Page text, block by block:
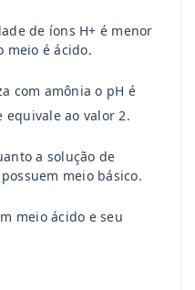
de íons H+ é menor
meio é ácido.
com amônia o pH é
equivale ao valor 2.
a solução de
meio básico.
meio ácido e seu